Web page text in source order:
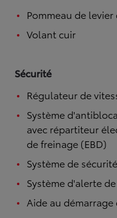
Pommeau de
Volant cuir
Sécurité
Régulateur de
Système
avec répartiteur
de freinage (EBD)
Système de
Système d'alerte
Aide au